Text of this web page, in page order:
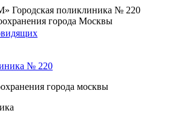
Городская поликлиника № 220
города Москвы
города москвы